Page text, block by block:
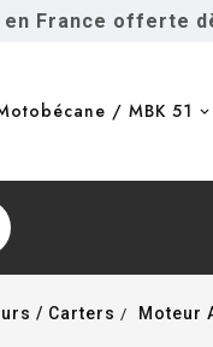
en France offerte
/ MBK 51
/ Carters Moteur